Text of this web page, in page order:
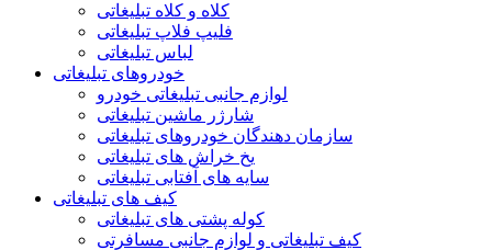
کلاه و کلاه تبلیغاتی
فلیپ فلاپ تبلیغاتی
لباس تبلیغاتی
خودروهای تبلیغاتی
لوازم جانبی تبلیغاتی خودرو
شارژر ماشین تبلیغاتی
سازمان دهندگان خودروهای تبلیغاتی
یخ خراش های تبلیغاتی
سایه های آفتابی تبلیغاتی
کیف های تبلیغاتی
کوله پشتی های تبلیغاتی
کیف تبلیغاتی و لوازم جانبی مسافرتی